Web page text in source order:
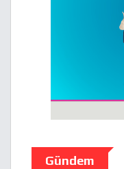
Gündem